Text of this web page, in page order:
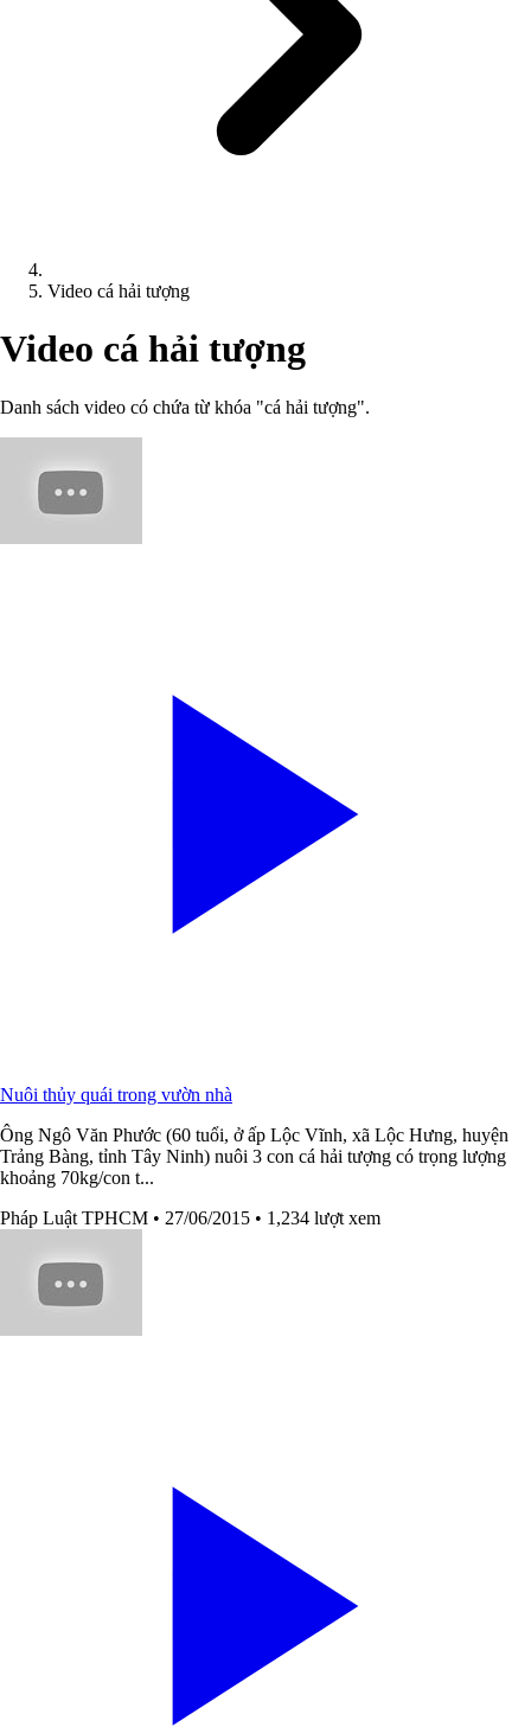
Video cá hải tượng
Video cá hải tượng
Danh sách video có chứa từ khóa "cá hải tượng".
Nuôi thủy quái trong vườn nhà
Ông Ngô Văn Phước (60 tuổi, ở ấp Lộc Vĩnh, xã Lộc Hưng, huyện
Trảng Bàng, tỉnh Tây Ninh) nuôi 3 con cá hải tượng có trọng lượng
khoảng 70kg/con t...
Pháp Luật TPHCM • 27/06/2015 • 1,234 lượt xem